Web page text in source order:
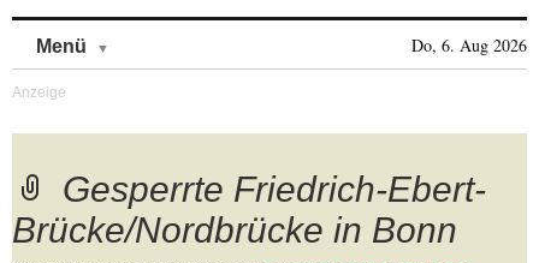
Menü Do, 6. Aug 2026
Gesperrte Friedrich-Ebert-
Brücke/Nordbrücke in Bonn